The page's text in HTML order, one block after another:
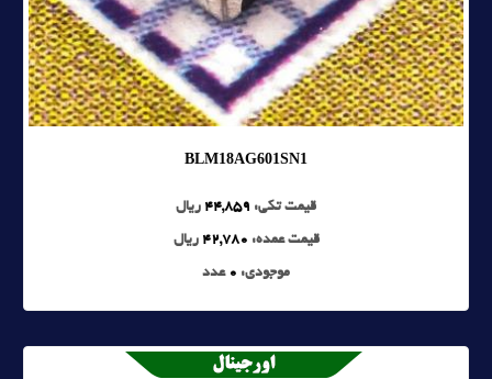
BLM18AG601SN1
قیمت تکی: 44,859 ریال
قیمت عمده: 42,780 ریال
موجودی: 0 عدد